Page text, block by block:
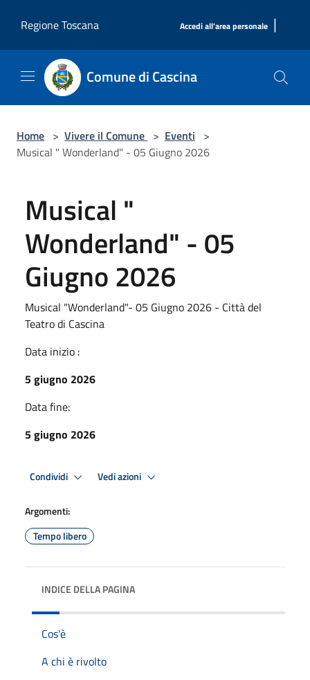
Regione Toscana
Accedi all'area personale |
Comune di Cascina
Home > Vivere il Comune > Eventi >
Musical " Wonderland" - 05 Giugno 2026
Musical "
Wonderland" - 05
Giugno 2026
Musical "Wonderland"- 05 Giugno 2026 - Città del
Teatro di Cascina
Data inizio :
5 giugno 2026
Data fine:
5 giugno 2026
Condividi Vedi azioni
Argomenti:
Tempo libero
INDICE DELLA PAGINA
Cos'è
A chi è rivolto